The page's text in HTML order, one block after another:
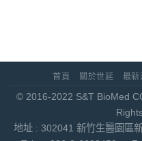
首頁 關於世延 最新
© 2016-2022 S&T BioMed
地址 : 302041 新竹生醫園區